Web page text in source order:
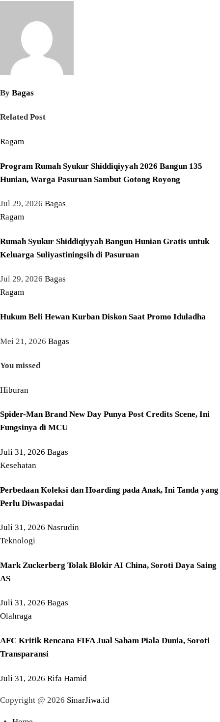
By Bagas
Related Post
Ragam
Program Rumah Syukur Shiddiqiyyah 2026 Bangun 135
Hunian, Warga Pasuruan Sambut Gotong Royong
Jul 29, 2026 Bagas
Ragam
Rumah Syukur Shiddiqiyyah Bangun Hunian Gratis untuk
Keluarga Suliyastiningsih di Pasuruan
Jul 29, 2026 Bagas
Ragam
Hukum Beli Hewan Kurban Diskon Saat Promo Iduladha
Mei 21, 2026 Bagas
You missed
Hiburan
Spider-Man Brand New Day Punya Post Credits Scene, Ini
Fungsinya di MCU
Juli 31, 2026 Bagas
Kesehatan
Perbedaan Koleksi dan Hoarding pada Anak, Ini Tanda yang
Perlu Diwaspadai
Juli 31, 2026 Nasrudin
Teknologi
Mark Zuckerberg Tolak Blokir AI China, Soroti Daya Saing
AS
Juli 31, 2026 Bagas
Olahraga
AFC Kritik Rencana FIFA Jual Saham Piala Dunia, Soroti
Transparansi
Juli 31, 2026 Rifa Hamid
Copyright @ 2026 SinarJiwa.id